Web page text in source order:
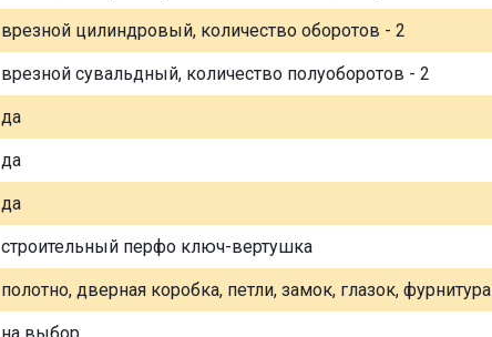
врезной цилиндровый, количество оборотов - 2
врезной сувальдный, количество полуоборотов - 2
да
да
да
строительный перфо ключ-вертушка
полотно, дверная коробка, петли, замок, глазок, фурнитура